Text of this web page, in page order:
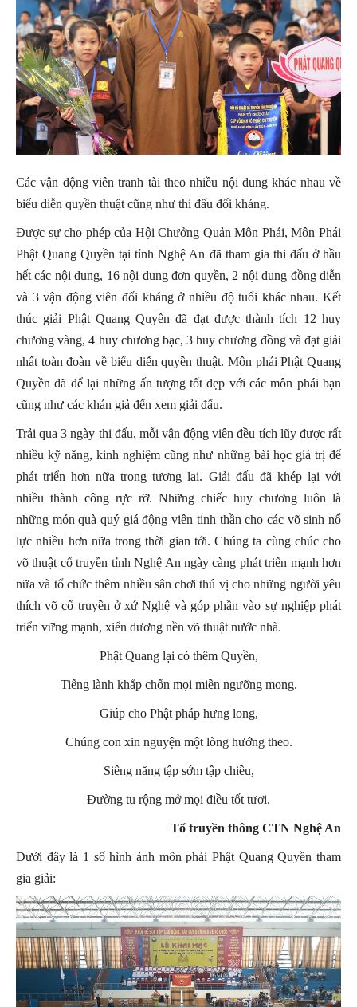
Các vận động viên tranh tài theo nhiều nội dung khác nhau về
biểu diễn quyền thuật cũng như thi đấu đối kháng.
Được sự cho phép của Hội Chưởng Quản Môn Phái, Môn Phái
Phật Quang Quyền tại tỉnh Nghệ An đã tham gia thi đấu ở hầu
hết các nội dung, 16 nội dung đơn quyền, 2 nội dung đồng diễn
và 3 vận động viên đối kháng ở nhiều độ tuổi khác nhau. Kết
thúc giải Phật Quang Quyền đã đạt được thành tích 12 huy
chương vàng, 4 huy chương bạc, 3 huy chương đồng và đạt giải
nhất toàn đoàn về biểu diễn quyền thuật. Môn phái Phật Quang
Quyền đã để lại những ấn tượng tốt đẹp với các môn phái bạn
cũng như các khán giả đến xem giải đấu.
Trải qua 3 ngày thi đấu, mỗi vận động viên đều tích lũy được rất
nhiều kỹ năng, kinh nghiệm cũng như những bài học giá trị để
phát triển hơn nữa trong tương lai. Giải đấu đã khép lại với
nhiều thành công rực rỡ. Những chiếc huy chương luôn là
những món quà quý giá động viên tinh thần cho các võ sinh nổ
lực nhiều hơn nữa trong thời gian tới. Chúng ta cùng chúc cho
võ thuật cổ truyền tỉnh Nghệ An ngày càng phát triển mạnh hơn
nữa và tổ chức thêm nhiều sân chơi thú vị cho những người yêu
thích võ cổ truyền ở xứ Nghệ và góp phần vào sự nghiệp phát
triển vững mạnh, xiển dương nền võ thuật nước nhà.
Phật Quang lại có thêm Quyền,
Tiếng lành khắp chốn mọi miền ngưỡng mong.
Giúp cho Phật pháp hưng long,
Chúng con xin nguyện một lòng hướng theo.
Siêng năng tập sớm tập chiều,
Đường tu rộng mở mọi điều tốt tươi.
Tổ truyền thông CTN Nghệ An
Dưới đây là 1 số hình ảnh môn phái Phật Quang Quyền tham
gia giải: